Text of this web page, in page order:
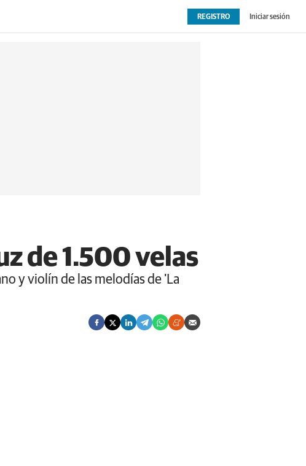
OPINIÓN EXTRAS
REGISTRO Iniciar sesión
de 1.500 velas
y violín de las melodías de 'La